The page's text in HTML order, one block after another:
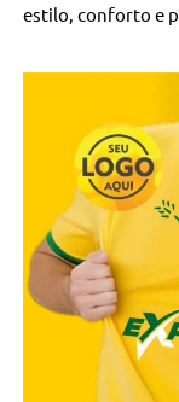
estilo, conforto e